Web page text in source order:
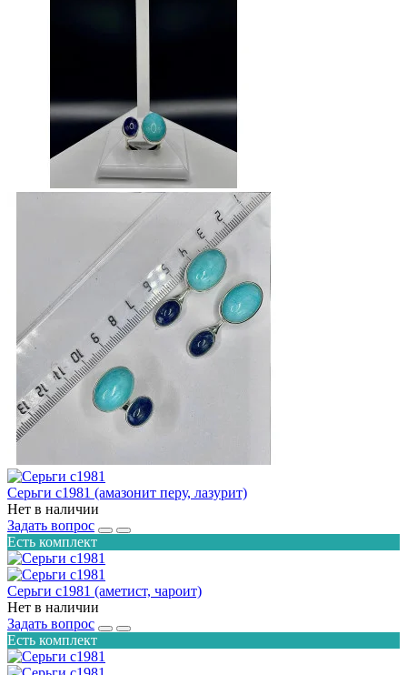
Серьги с1981 (амазонит перу, лазурит)
Нет в наличии
Задать вопрос
Есть комплект
Серьги с1981 (аметист, чароит)
Нет в наличии
Задать вопрос
Есть комплект